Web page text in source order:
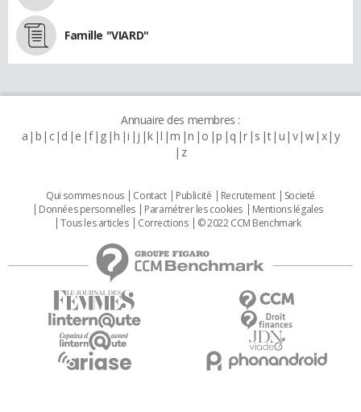
Famille "VIARD"
Annuaire des membres :
a b c d e f g h i j k l m n o p q r s t u v w x y
z
Qui sommes nous Contact Publicité Recrutement
Societé
Données personnelles
Paramétrer les cookies
Mentions légales
Tous les articles
Corrections © 2022 CCM Benchmark